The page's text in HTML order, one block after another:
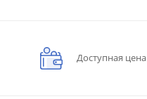
Доступная цена